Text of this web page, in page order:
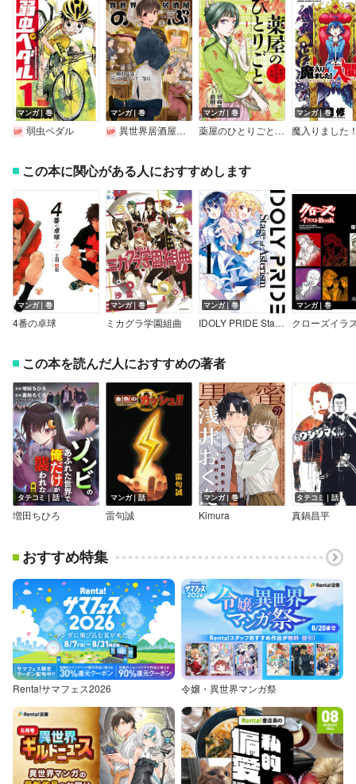
マンガ｜巻
弱虫ペダル
マンガ｜巻
異世界居酒屋「のぶ」
マンガ｜巻
薬屋のひとりごと～猫猫の後宮謎解き手帳～
マンガ｜巻
この本に関心がある人におすすめします
マンガ｜巻
4番の卓球
マンガ｜巻
ミカグラ学園組曲
マンガ｜巻
IDOLY PRIDE Stage of Asterism
マンガ｜巻
この本を読んだ人におすすめの著者
タテコミ｜話
増田ちひろ
マンガ｜話
雷句誠
マンガ｜巻
Kimura
タテコミ｜話
真鍋昌平
おすすめ特集
Renta!サマフェス2026 令嬢・異世界マンガ祭